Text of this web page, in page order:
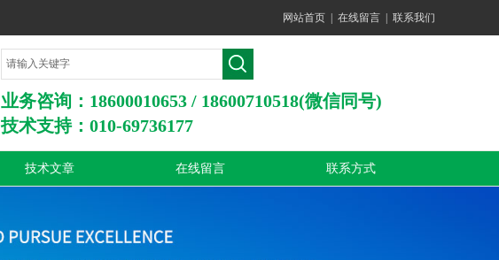
网站首页 在线留言 联系我们
业务咨询：18600010653 / 18600710518(微信同号)
技术支持：010-69736177
技术文章 在线留言 联系方式